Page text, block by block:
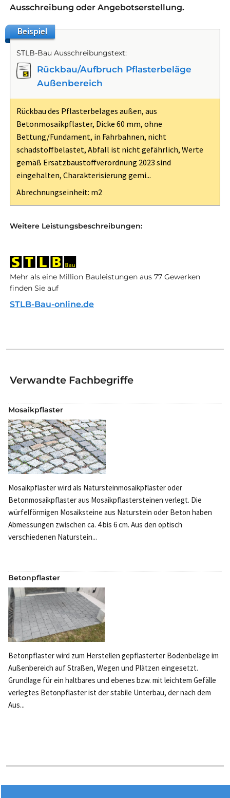
Ausschreibung oder Angebotserstellung.
Beispiel
STLB-Bau Ausschreibungstext:
Rückbau/Aufbruch Pflasterbeläge
Außenbereich
Rückbau des Pflasterbelages außen, aus
Betonmosaikpflaster, Dicke 60 mm, ohne
Bettung/Fundament, in Fahrbahnen, nicht
schadstoffbelastet, Abfall ist nicht gefährlich, Werte
gemäß Ersatzbaustoffverordnung 2023 sind
eingehalten, Charakterisierung gemi...
Abrechnungseinheit: m2
Weitere Leistungsbeschreibungen:
Mehr als eine Million Bauleistungen aus 77 Gewerken
finden Sie auf
STLB-Bau-online.de
Verwandte Fachbegriffe
Mosaikpflaster
Mosaikpflaster wird als Natursteinmosaikpflaster oder
Betonmosaikpflaster aus Mosaikpflastersteinen verlegt. Die
würfelförmigen Mosaiksteine aus Naturstein oder Beton haben
Abmessungen zwischen ca. 4 bis 6 cm. Aus den optisch
verschiedenen Naturstein...
Betonpflaster
Betonpflaster wird zum Herstellen gepflasterter Bodenbeläge im
Außenbereich auf Straßen, Wegen und Plätzen eingesetzt.
Grundlage für ein haltbares und ebenes bzw. mit leichtem Gefälle
verlegtes Betonpflaster ist der stabile Unterbau, der nach dem
Aus...